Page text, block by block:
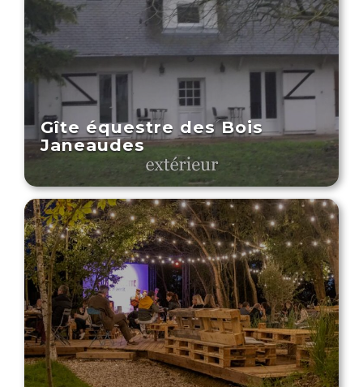
Gîte équestre des Bois
Janeaudes